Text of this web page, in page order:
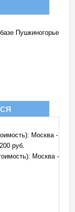
Пушкиногорье
Москва -
руб.
Москва -